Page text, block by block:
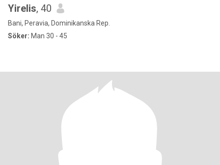
Yirelis, 40
Bani, Peravia, Dominikanska Rep.
Söker: Man 30 - 45